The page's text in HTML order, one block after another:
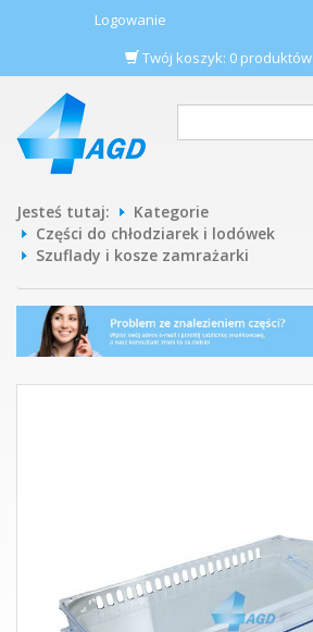
Logowanie
Twój koszyk: 0 produktów
Jesteś tutaj:
Kategorie
Części do chłodziarek i lodówek
Szuflady i kosze zamrażarki